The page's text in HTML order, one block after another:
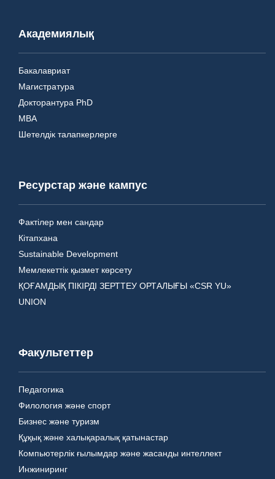
Академиялық
Бакалавриат
Магистратура
Докторантура PhD
MBA
Шетелдік талапкерлерге
Ресурстар және кампус
Фактілер мен сандар
Кітапхана
Sustainable Development
Мемлекеттік қызмет көрсету
ҚОҒАМДЫҚ ПІКІРДІ ЗЕРТТЕУ ОРТАЛЫҒЫ «CSR YU»
UNION
Факультеттер
Педагогика
Филология және спорт
Бизнес және туризм
Құқық және халықаралық қатынастар
Компьютерлік ғылымдар және жасанды интеллект
Инжиниринг